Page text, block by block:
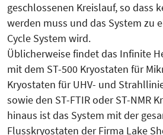
geschlossenen Kreislauf, so dass
werden muss und das System zu
Cycle System wird.
Üblicherweise findet das Infinite
mit dem ST-500 Kryostaten für
Kryostaten für UHV- und
sowie den ST-FTIR oder ST-NMR
hinaus ist das System mit der
Flusskryostaten der Firma Lake